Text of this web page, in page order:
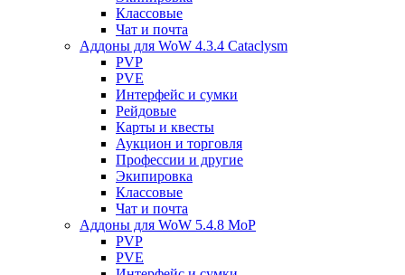
Классовые
Чат и почта
Аддоны для WoW 4.3.4 Cataclysm
PVP
PVE
Интерфейс и сумки
Рейдовые
Карты и квесты
Аукцион и торговля
Профессии и другие
Экипировка
Классовые
Чат и почта
Аддоны для WoW 5.4.8 MoP
PVP
PVE